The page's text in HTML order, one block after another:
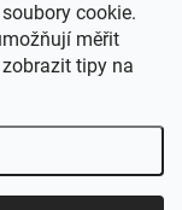
cookie.
měřit
tipy na
prostory i
vyhrazena.Upravit